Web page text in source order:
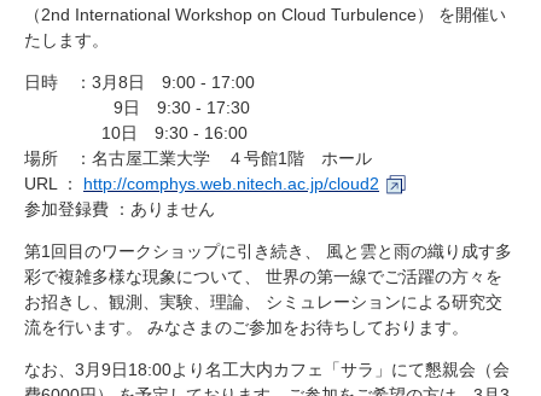
企業・研究者
地域・一般
アクセス
キャンパスマップ
（2nd International Workshop on Cloud Turbulence） を開催い
たします。
日時 ：3月8日 9:00 - 17:00
9日 9:30 - 17:30
10日 9:30 - 16:00
場所 ：名古屋工業大学 ４号館1階 ホール
URL ： http://comphys.web.nitech.ac.jp/cloud2
参加登録費 ：ありません
第1回目のワークショップに引き続き、 風と雲と雨の織り成す多
彩で複雑多様な現象について、 世界の第一線でご活躍の方々を
お招きし、観測、実験、理論、 シミュレーションによる研究交
流を行います。 みなさまのご参加をお待ちしております。
なお、3月9日18:00より名工大内カフェ「サラ」にて懇親会（会